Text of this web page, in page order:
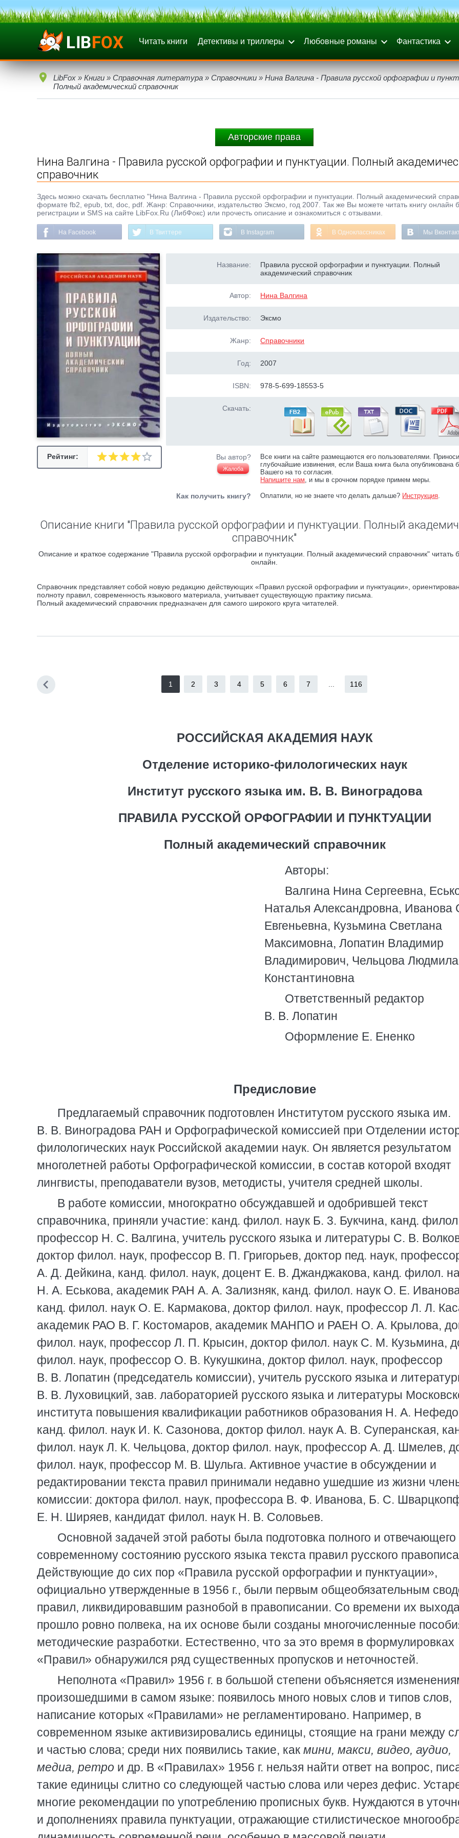
Читать книги Детективы и триллеры Любовные романы Фантастика
LibFox » Книги » Справочная литература » Справочники » Нина Валгина - Правила русской орфографии и
Полный академический справочник
Авторские права
Нина Валгина - Правила русской орфографии и пунктуации. Полный
справочник
Здесь можно скачать бесплатно "Нина Валгина - Правила русской орфографии и пунктуации. Полный академический
формате fb2, epub, txt, doc, pdf. Жанр: Справочники, издательство Эксмо, год 2007. Так же Вы можете читать книгу онлайн
регистрации и SMS на сайте LibFox.Ru (ЛибФокс) или прочесть описание и ознакомиться с отзывами.
На Facebook В Твиттере В Instagram В Одноклассниках Мы
Рейтинг:
Название:
Правила русской орфографии и пунктуации. Полный
академический справочник
Автор: Нина Валгина
Издательство: Эксмо
Жанр: Справочники
Год: 2007
ISBN: 978-5-699-18553-5
Скачать:
Вы автор?
Жалоба
Все книги на сайте размещаются его пользователями.
глубочайшие извинения, если Ваша книга была опубликована
Вашего на то согласия.
Напишите нам, и мы в срочном порядке примем меры.
Как получить книгу? Оплатили, но не знаете что делать дальше? Инструкция.
Описание книги "Правила русской орфографии и пунктуации. Полный
справочник"
Описание и краткое содержание "Правила русской орфографии и пунктуации. Полный академический справочник" читать
онлайн.
Справочник представляет собой новую редакцию действующих «Правил русской орфографии и пунктуации»,
полноту правил, современность языкового материала, учитывает существующую практику письма.
Полный академический справочник предназначен для самого широкого круга читателей.
1 2 3 4 5 6 7 116
РОССИЙСКАЯ АКАДЕМИЯ НАУК
Отделение историко-филологических наук
Институт русского языка им. В. В. Виноградова
ПРАВИЛА РУССКОЙ ОРФОГРАФИИ И ПУНКТУАЦИИ
Полный академический справочник
Авторы:
Валгина Нина Сергеевна,
Наталья Александровна, Иванова
Евгеньевна, Кузьмина Светлана
Максимовна, Лопатин Владимир
Владимирович, Чельцова Людмила
Константиновна
Ответственный редактор
В. В. Лопатин
Оформление Е. Ененко
Предисловие
Предлагаемый справочник подготовлен Институтом русского языка им.
В. В. Виноградова РАН и Орфографической комиссией при Отделении
филологических наук Российской академии наук. Он является результатом
многолетней работы Орфографической комиссии, в состав которой входят
лингвисты, преподаватели вузов, методисты, учителя средней школы.
В работе комиссии, многократно обсуждавшей и одобрившей текст
справочника, приняли участие: канд. филол. наук Б. 3. Букчина, канд.
профессор Н. С. Валгина, учитель русского языка и литературы С. В.
доктор филол. наук, профессор В. П. Григорьев, доктор пед. наук,
А. Д. Дейкина, канд. филол. наук, доцент Е. В. Джанджакова, канд. филол.
Н. А. Еськова, академик РАН А. А. Зализняк, канд. филол. наук О. Е.
канд. филол. наук О. Е. Кармакова, доктор филол. наук, профессор Л. Л.
академик РАО В. Г. Костомаров, академик МАНПО и РАЕН О. А. Крылова,
филол. наук, профессор Л. П. Крысин, доктор филол. наук С. М. Кузьмина,
филол. наук, профессор О. В. Кукушкина, доктор филол. наук, профессор
В. В. Лопатин (председатель комиссии), учитель русского языка и
В. В. Луховицкий, зав. лабораторией русского языка и литературы
института повышения квалификации работников образования Н. А.
канд. филол. наук И. К. Сазонова, доктор филол. наук А. В. Суперанская,
филол. наук Л. К. Чельцова, доктор филол. наук, профессор А. Д. Шмелев,
филол. наук, профессор М. В. Шульга. Активное участие в обсуждении и
редактировании текста правил принимали недавно ушедшие из жизни
комиссии: доктора филол. наук, профессора В. Ф. Иванова, Б. С.
Е. Н. Ширяев, кандидат филол. наук Н. В. Соловьев.
Основной задачей этой работы была подготовка полного и отвечающего
современному состоянию русского языка текста правил русского
Действующие до сих пор «Правила русской орфографии и пунктуации»,
официально утвержденные в 1956 г., были первым общеобязательным
правил, ликвидировавшим разнобой в правописании. Со времени их
прошло ровно полвека, на их основе были созданы многочисленные
методические разработки. Естественно, что за это время в формулировках
«Правил» обнаружился ряд существенных пропусков и неточностей.
Неполнота «Правил» 1956 г. в большой степени объясняется
произошедшими в самом языке: появилось много новых слов и типов слов,
написание которых «Правилами» не регламентировано. Например, в
современном языке активизировались единицы, стоящие на грани между
и частью слова; среди них появились такие, как мини, макси, видео, аудио,
медиа, ретро и др. В «Правилах» 1956 г. нельзя найти ответ на вопрос,
такие единицы слитно со следующей частью слова или через дефис.
многие рекомендации по употреблению прописных букв. Нуждаются в
и дополнениях правила пунктуации, отражающие стилистическое